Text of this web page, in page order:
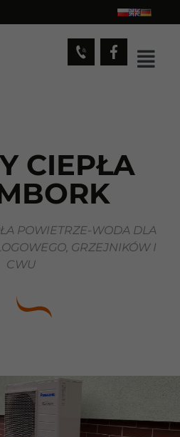
CIEPŁA
POWIETRZE-WODA DLA
GRZEJNIKÓW I
CWU